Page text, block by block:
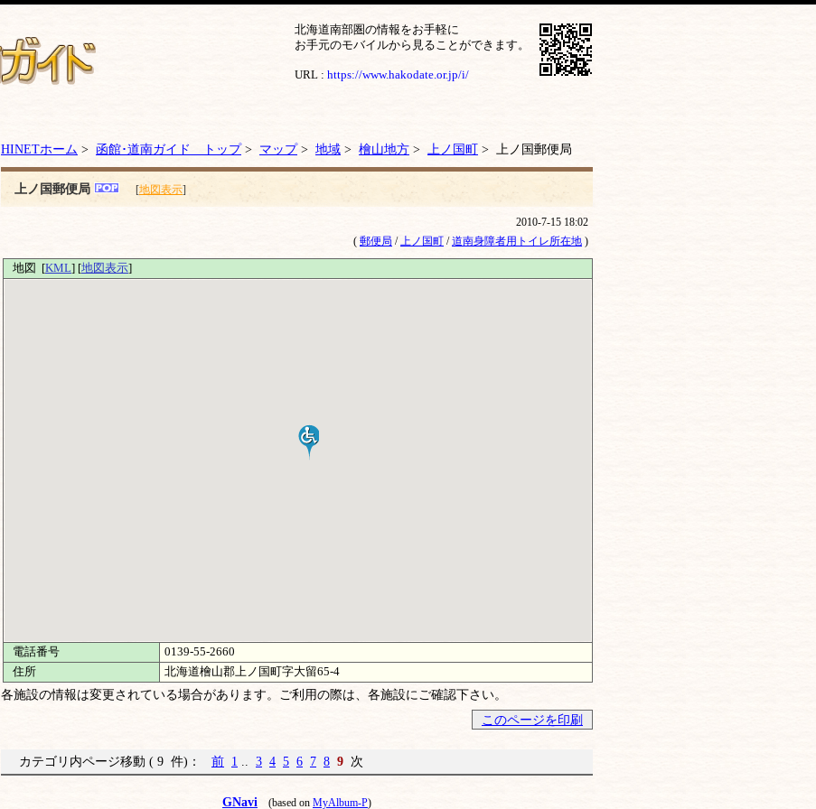
北海道南部圏の情報をお手軽に
お手元のモバイルから見ることができます。
URL : https://www.hakodate.or.jp/i/
HINETホーム > 函館･道南ガイド トップ> マップ> 地域 > 檜山地方 > 上ノ国町 > 上ノ国郵便局
上ノ国郵便局 [地図表示]
2010-7-15 18:02
( 郵便局 /上ノ国町 /道南身障者用トイレ所在地 )
地図 [KML] [地図表示]
電話番号
0139-55-2660
住所
北海道檜山郡上ノ国町字大留65-4
各施設の情報は変更されている場合があります。ご利用の際は、各施設にご確認下さい。
このページを印刷
カテゴリ内ページ移動 ( 9 件)： 前 1 3 4 5 6 7 8 9 次
GNavi (based on MyAlbum-P)